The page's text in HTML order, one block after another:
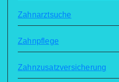
Zahnarztsuche
Zahnpflege
Zahnzusatzversicherung